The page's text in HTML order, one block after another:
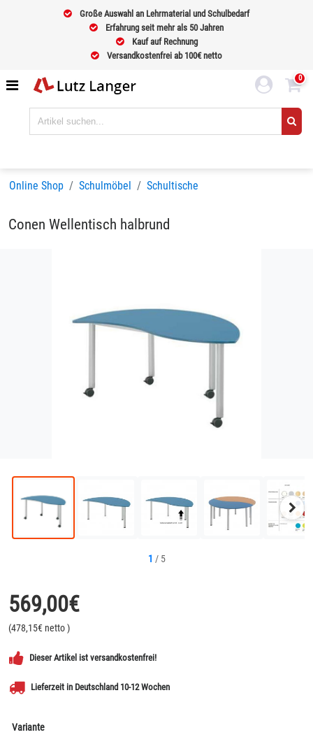
Große Auswahl an Lehrmaterial und Schulbedarf
Erfahrung seit mehr als 50 Jahren
Kauf auf Rechnung
Versandkostenfrei ab 100€ netto
0
Online Shop Schulmöbel Schultische
Conen Wellentisch halbrund
Bild
1 / 5
569,00€
(478,15€ netto)
Dieser Artikel ist versandkostenfrei!
Lieferzeit in Deutschland 10-12 Wochen
Variante